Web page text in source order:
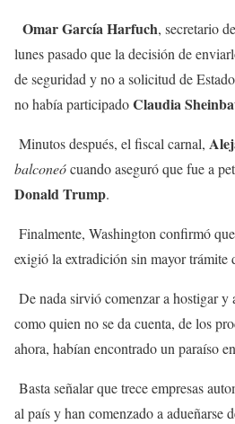
Omar García Harfuch, secretario
lunes pasado que la decisión de
de seguridad y no a solicitud de
no había participadoClaudia
Minutos después, el fiscal carnal,
balconeócuando aseguró que fue a
Donald Trump.
Finalmente, Washington confirmó
exigió la extradición sin mayor trámite
De nada sirvió comenzar a hostigar y
como quien no se da cuenta, de los
ahora, habían encontrado un paraíso
Basta señalar que trece empresas
al país y han comenzado a adueñarse